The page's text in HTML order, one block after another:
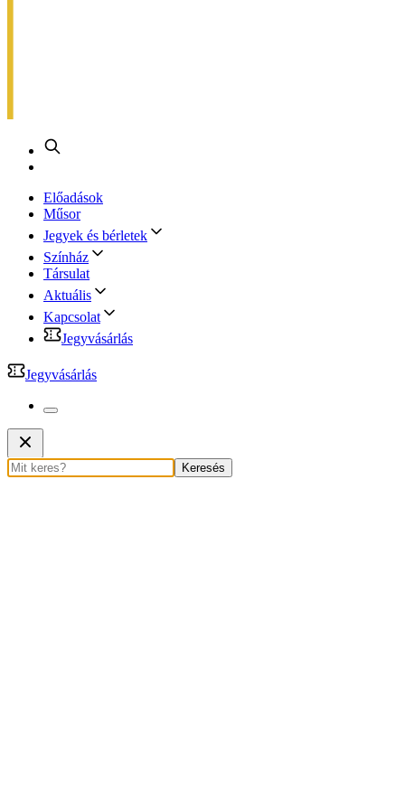
Előadások
Műsor
Jegyek és bérletek
Színház
Társulat
Aktuális
Kapcsolat
Jegyvásárlás
Jegyvásárlás
Keresés